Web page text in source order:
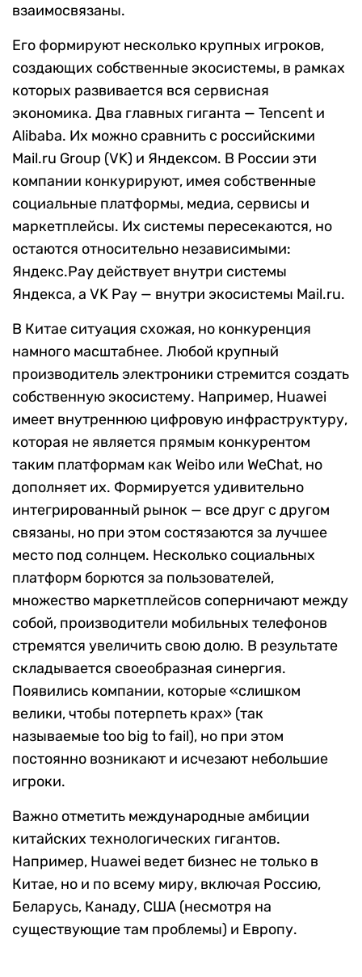
взаимосвязаны.
Его формируют несколько крупных игроков,
создающих собственные экосистемы, в рамках
которых развивается вся сервисная
экономика. Два главных гиганта — Tencent и
Alibaba. Их можно сравнить с российскими
Mail.ru Group (VK) и Яндексом. В России эти
компании конкурируют, имея собственные
социальные платформы, медиа, сервисы и
маркетплейсы. Их системы пересекаются, но
остаются относительно независимыми:
Яндекс.Pay действует внутри системы
Яндекса, а VK Pay — внутри экосистемы Mail.ru.
В Китае ситуация схожая, но конкуренция
намного масштабнее. Любой крупный
производитель электроники стремится создать
собственную экосистему. Например, Huawei
имеет внутреннюю цифровую инфраструктуру,
которая не является прямым конкурентом
таким платформам как Weibo или WeChat, но
дополняет их. Формируется удивительно
интегрированный рынок — все друг с другом
связаны, но при этом состязаются за лучшее
место под солнцем. Несколько социальных
платформ борются за пользователей,
множество маркетплейсов соперничают между
собой, производители мобильных телефонов
стремятся увеличить свою долю. В результате
складывается своеобразная синергия.
Появились компании, которые «слишком
велики, чтобы потерпеть крах» (так
называемые too big to fail), но при этом
постоянно возникают и исчезают небольшие
игроки.
Важно отметить международные амбиции
китайских технологических гигантов.
Например, Huawei ведет бизнес не только в
Китае, но и по всему миру, включая Россию,
Беларусь, Канаду, США (несмотря на
существующие там проблемы) и Европу.